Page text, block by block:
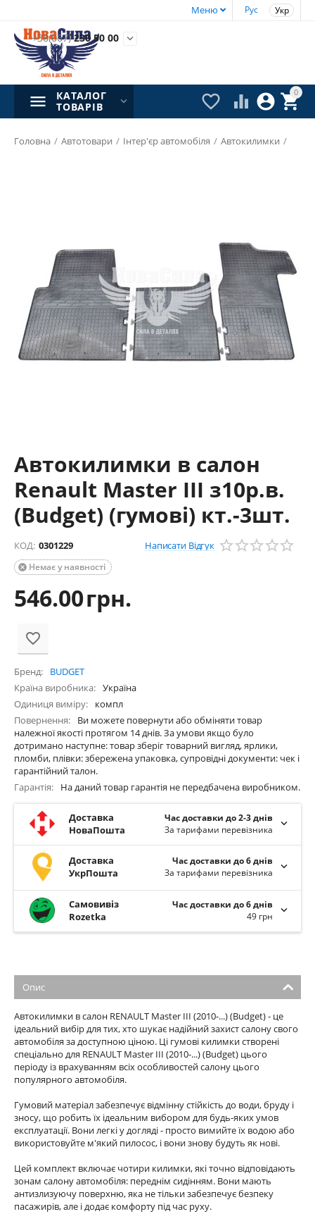
Рус Укр
Меню
+38(067)230 50 00 
0


 
КАТАЛОГ
ТОВАРІВ
Головна / Автотовари / Інтер'єр автомобіля / Автокилимки /
Автокилимки в салон
Renault Master III з10р.в.
(Budget) (гумові) кт.-3шт.
КОД: 0301229 Написати Відгук
Немає у наявності

546.00грн.
Бренд
BUDGET
Країна виробника
Україна
Одиниця виміру
компл
Повернення
Ви можете повернути або обміняти товар
належної якості протягом 14 днів. За умови якщо було
дотримано наступне: товар зберіг товарний вигляд, ярлики,
пломби, плівки: збережена упаковка, супровідні документи: чек і
гарантійний талон.
Гарантія
На даний товар гарантія не передбачена виробником.
Доставка
НоваПошта
Час доставки до 2-3 днів
За тарифами перевізника
Доставка
УкрПошта
Час доставки до 6 днів
За тарифами перевізника
Самовивіз
Rozetka
Час доставки до 6 днів
49 грн
Опис
Автокилимки в салон RENAULT Master III (2010-...) (Budget) - це
ідеальний вибір для тих, хто шукає надійний захист салону свого
автомобіля за доступною ціною. Ці гумові килимки створені
спеціально для RENAULT Master III (2010-...) (Budget) цього
періоду із врахуванням всіх особливостей салону цього
популярного автомобіля.
Гумовий матеріал забезпечує відмінну стійкість до води, бруду і
зносу, що робить їх ідеальним вибором для будь-яких умов
експлуатації. Вони легкі у догляді - просто вимийте їх водою або
використовуйте м'який пилосос, і вони знову будуть як нові.
Цей комплект включає чотири килимки, які точно відповідають
зонам салону автомобіля: переднім сидінням. Вони мають
антизлизуючу поверхню, яка не тільки забезпечує безпеку
пасажирів, але і додає комфорту під час руху.